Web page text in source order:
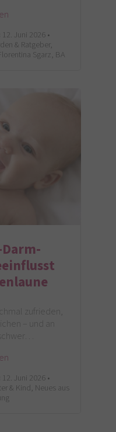
12. Juni 2026 •
& Ratgeber,
Sgarz, BA
zufrieden,
– und an
12. Juni 2026 •
& Kind, Neues aus